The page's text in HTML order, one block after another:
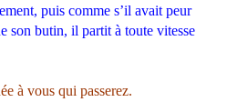
puis comme s’il avait peur
son butin, il partit à toute vitesse
à vous qui passerez.